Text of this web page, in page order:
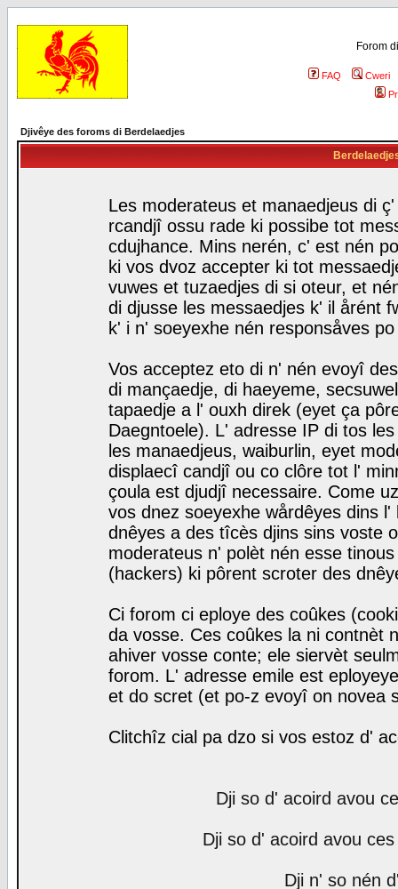
Forom
FAQ
Cweri
Djivêye des foroms di Berdelaedjes
Les moderateus et manaedjeus di
rcandjî ossu rade ki possibe tot
cdujhance. Mins nerén, c' est nén
ki vos dvoz accepter ki tot
vuwes et tuzaedjes di si oteur, et
di djusse les messaedjes k' il årént
k' i n' soeyexhe nén responsåves
Vos acceptez eto di n' nén evoyî
di mançaedje, di haeyeme,
tapaedje a l' ouxh direk (eyet ça
Daegntoele). L' adresse IP di tos
les manaedjeus, waiburlin, eyet
displaecî candjî ou co clôre tot l'
çoula est djudjî necessaire. Come
vos dnez soeyexhe wårdêyes dins
dnêyes a des tîcès djins sins voste
moderateus n' polèt nén esse
(hackers) ki pôrent scroter des
Ci forom ci eploye des coûkes
da vosse. Ces coûkes la ni contnèt
ahiver vosse conte; ele siervèt
forom. L' adresse emile est
et do scret (et po-z evoyî on novea
Clitchîz cial pa dzo si vos estoz d'
Dji so d' acoird avou
Dji so d' acoird avou
Dji n' so nén